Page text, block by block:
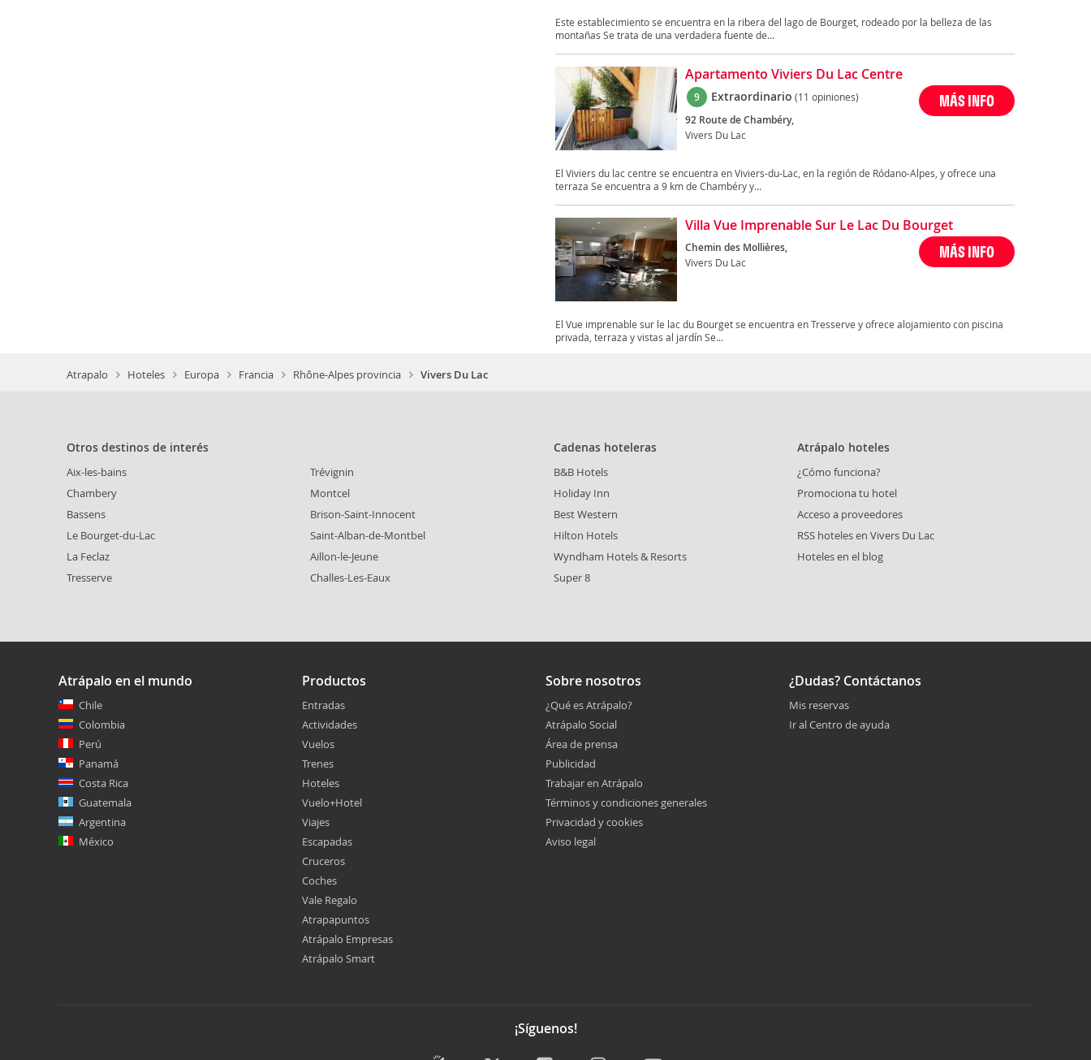
Este establecimiento se encuentra en la ribera del lago de Bourget, rodeado por la belleza de las
montañas Se trata de una verdadera fuente de...
Apartamento Viviers Du Lac Centre
9 Extraordinario (11 opiniones)
92 Route de Chambéry,
Vivers Du Lac
MÁS INFO
El Viviers du lac centre se encuentra en Viviers-du-Lac, en la región de Ródano-Alpes, y ofrece una
terraza Se encuentra a 9 km de Chambéry y...
Villa Vue Imprenable Sur Le Lac Du Bourget
Chemin des Mollières,
Vivers Du Lac
MÁS INFO
El Vue imprenable sur le lac du Bourget se encuentra en Tresserve y ofrece alojamiento con piscina
privada, terraza y vistas al jardín Se...
Atrapalo Hoteles Europa Francia Rhône-Alpes provincia Vivers Du Lac
Otros destinos de interés
Aix-les-bains
Chambery
Bassens
Le Bourget-du-Lac
La Feclaz
Tresserve
Trévignin
Montcel
Brison-Saint-Innocent
Saint-Alban-de-Montbel
Aillon-le-Jeune
Challes-Les-Eaux
Cadenas hoteleras
B&B Hotels
Holiday Inn
Best Western
Hilton Hotels
Wyndham Hotels & Resorts
Super 8
Atrápalo hoteles
¿Cómo funciona?
Promociona tu hotel
Acceso a proveedores
RSS hoteles en Vivers Du Lac
Hoteles en el blog
Atrápalo en el mundo
Chile
Colombia
Perú
Panamá
Costa Rica
Guatemala
Argentina
México
Productos
Entradas
Actividades
Vuelos
Trenes
Hoteles
Vuelo+Hotel
Viajes
Escapadas
Cruceros
Coches
Vale Regalo
Atrapapuntos
Atrápalo Empresas
Atrápalo Smart
Sobre nosotros
¿Qué es Atrápalo?
Atrápalo Social
Área de prensa
Publicidad
Trabajar en Atrápalo
Términos y condiciones generales
Privacidad y cookies
Aviso legal
¿Dudas? Contáctanos
Mis reservas
Ir al Centro de ayuda
¡Síguenos!